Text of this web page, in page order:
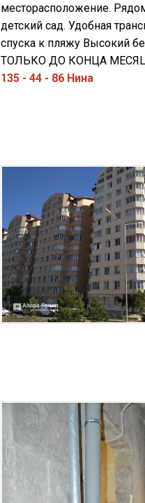
месторасположение.
детский сад. Удобная
спуска к пляжу
ТОЛЬКО ДО КОНЦА
135 - 44 - 86 Нина